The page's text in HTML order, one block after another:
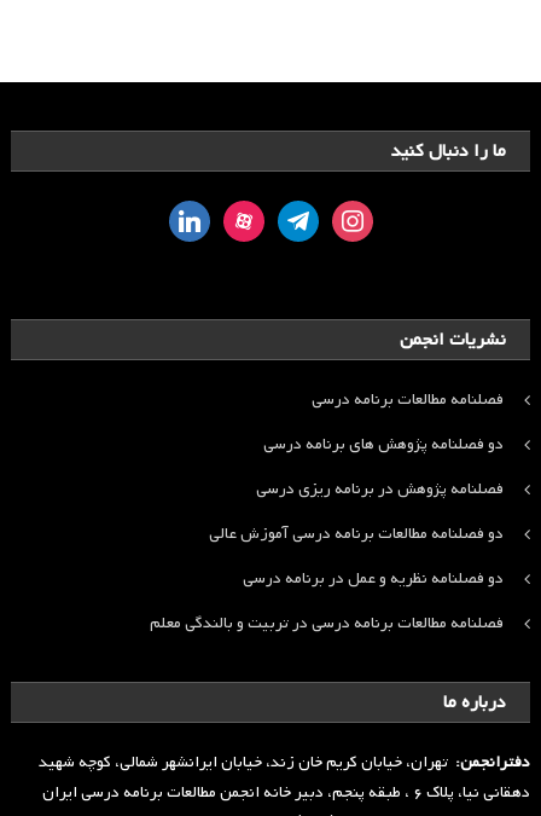
ما را دنبال کنید
instagram
telegram
aparat
linkedin
نشریات انجمن
فصلنامه مطالعات برنامه درسی
دو فصلنامه پژوهش های برنامه درسی
فصلنامه پژوهش در برنامه ریزی درسی
دو فصلنامه مطالعات برنامه درسی آموزش عالی
دو فصلنامه نظریه و عمل در برنامه درسی
فصلنامه مطالعات برنامه درسی در تربیت و بالندگی معلم
درباره ما
دفترانجمن: تهران، خیابان کریم خان زند، خیابان ایرانشهر شمالی، کوچه شهید
دهقانی نیا، پلاک ۶ ، طبقه پنجم، دبیر خانه انجمن مطالعات برنامه درسی ایران